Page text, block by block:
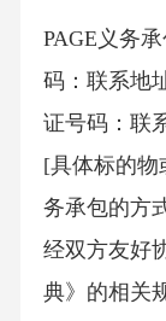
PAGE义务
码：联系地
证号码：联
[具体标的物
务承包的方
经双方友好
典》的相关